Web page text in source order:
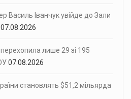
Василь Іванчук увійде до Зали
07.08.2026
лише 29 зі 195
07.08.2026
становлять $51,2 мільярда